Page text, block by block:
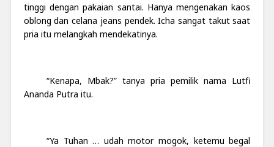
tinggi dengan pakaian santai. Hanya mengenakan kaos
oblong dan celana jeans pendek. Icha sangat takut saat
pria itu melangkah mendekatinya.
“Kenapa, Mbak?” tanya pria pemilik nama Lutfi
Ananda Putra itu.
“Ya Tuhan … udah motor mogok, ketemu begal